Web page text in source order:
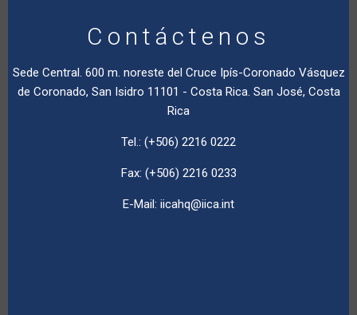
Contáctenos
Sede Central. 600 m. noreste del Cruce Ipís-Coronado Vásquez
de Coronado, San Isidro 11101 - Costa Rica. San José, Costa
Rica
Tel.: (+506) 2216 0222
Fax: (+506) 2216 0233
E-Mail: iicahq@iica.int